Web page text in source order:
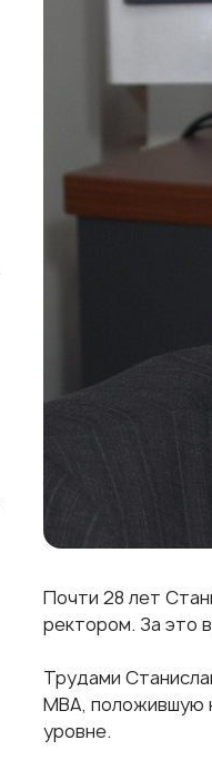
Почти 28 лет
ректором. За это
Трудами
МВА, положившую
уровне.